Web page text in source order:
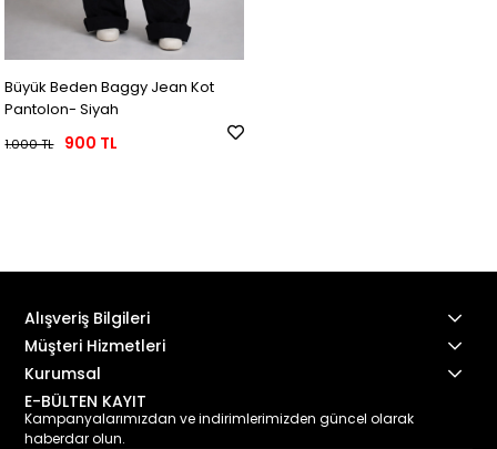
Büyük Beden Baggy Jean Kot
Pantolon- Siyah
900 TL
1.000 TL
Alışveriş Bilgileri
Müşteri Hizmetleri
Kurumsal
E-BÜLTEN KAYIT
Kampanyalarımızdan ve indirimlerimizden güncel olarak
haberdar olun.